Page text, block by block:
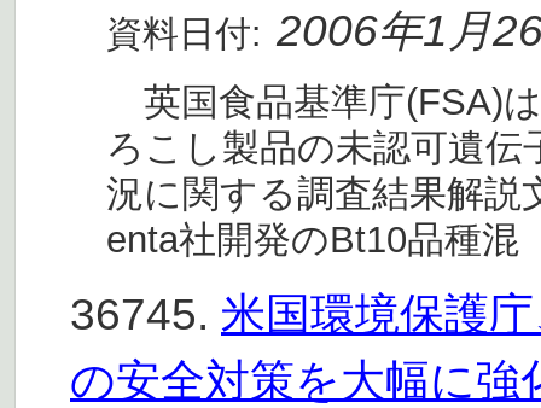
資料日付: 2006年1月
英国食品基準庁(FSA)
ろこし製品の未認可遺伝
況に関する調査結果解
enta社開発のBt10品種混
36745. 米国環境保護
の安全対策を大幅に強